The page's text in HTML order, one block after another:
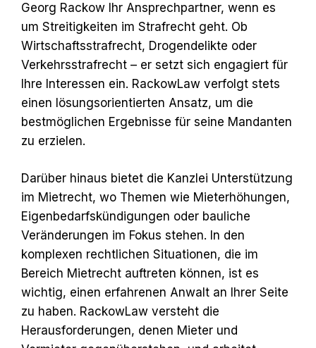
Georg Rackow Ihr Ansprechpartner, wenn es
um Streitigkeiten im Strafrecht geht. Ob
Wirtschaftsstrafrecht, Drogendelikte oder
Verkehrsstrafrecht – er setzt sich engagiert für
Ihre Interessen ein. RackowLaw verfolgt stets
einen lösungsorientierten Ansatz, um die
bestmöglichen Ergebnisse für seine Mandanten
zu erzielen.
Darüber hinaus bietet die Kanzlei Unterstützung
im Mietrecht, wo Themen wie Mieterhöhungen,
Eigenbedarfskündigungen oder bauliche
Veränderungen im Fokus stehen. In den
komplexen rechtlichen Situationen, die im
Bereich Mietrecht auftreten können, ist es
wichtig, einen erfahrenen Anwalt an Ihrer Seite
zu haben. RackowLaw versteht die
Herausforderungen, denen Mieter und